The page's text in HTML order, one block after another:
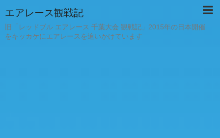
エアレース観戦記
旧「レッドブル エアレース 千葉大会 観戦記」2015年の日本開催
をキッカケにエアレースを追いかけています